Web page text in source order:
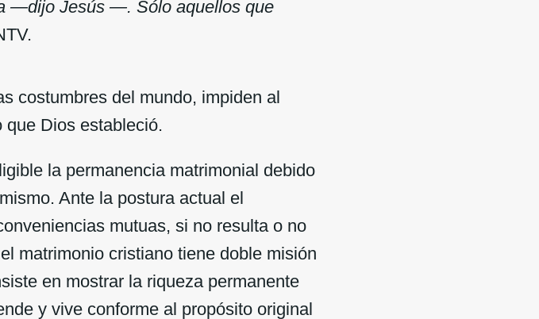
—dijo Jesús —. Sólo aquellos que
costumbres del mundo, impiden al
que Dios estableció.
la permanencia matrimonial debido
Ante la postura actual el
mutuas, si no resulta o no
matrimonio cristiano tiene doble misión
en mostrar la riqueza permanente
y vive conforme al propósito original